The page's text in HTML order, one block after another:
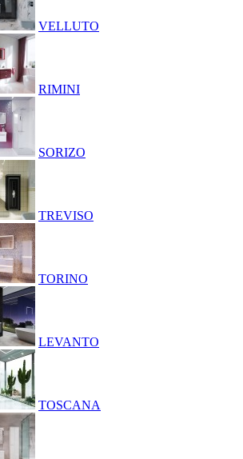
VELLUTO
RIMINI
SORIZO
TREVISO
TORINO
LEVANTO
TOSCANA